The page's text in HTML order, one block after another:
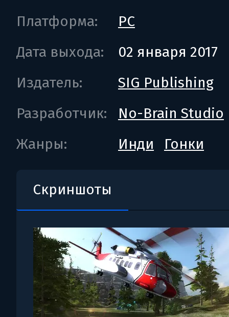
Платформа:
PC
Дата выхода:
02 января 2017
Издатель:
SIG Publishing
Разработчик:
No-Brain Studio
Жанры:
Инди Гонки
Скриншоты